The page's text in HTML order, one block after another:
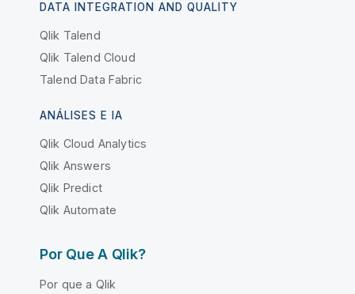
DATA INTEGRATION AND QUALITY
Qlik Talend
Qlik Talend Cloud
Talend Data Fabric
ANÁLISES E IA
Qlik Cloud Analytics
Qlik Answers
Qlik Predict
Qlik Automate
Por Que A Qlik?
Por que a Qlik